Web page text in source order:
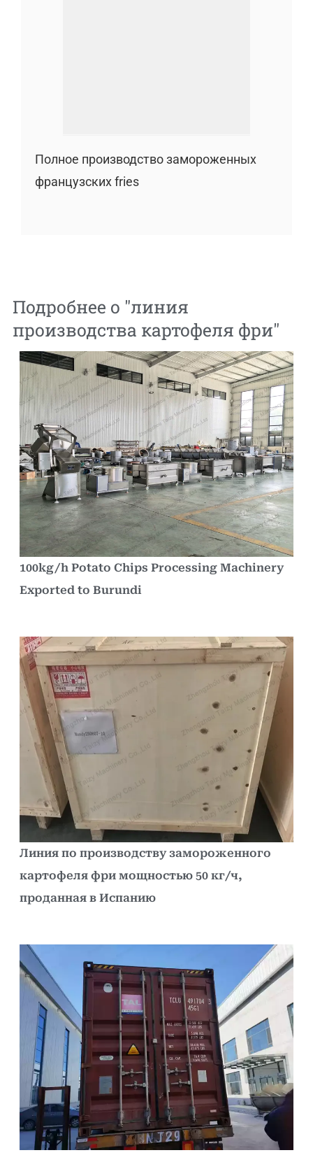
Полное производство замороженных
французских fries
Подробнее о "линия
производства картофеля фри"
100kg/h Potato Chips Processing Machinery
Exported to Burundi
Линия по производству замороженного
картофеля фри мощностью 50 кг/ч,
проданная в Испанию